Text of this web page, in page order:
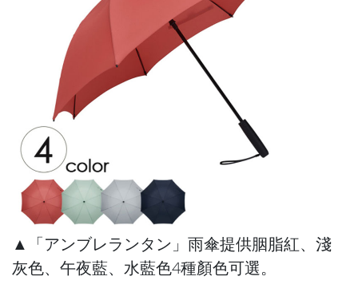
▲「アンブレランタン」雨傘提供胭脂紅、淺
灰色、午夜藍、水藍色4種顏色可選。